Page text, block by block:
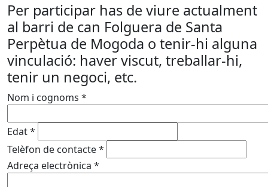
Per participar has de viure actualment
al barri de can Folguera de Santa
Perpètua de Mogoda o tenir-hi alguna
vinculació: haver viscut, treballar-hi,
tenir un negoci, etc.
Nom i cognoms *
Edat*
Telèfon de contacte*
Adreça electrònica *